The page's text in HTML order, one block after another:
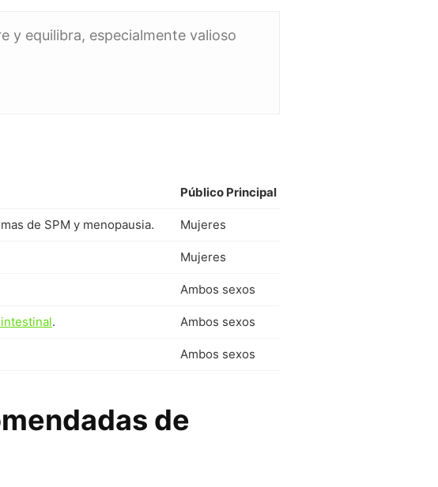
y equilibra, especialmente valioso
Público Principal
de SPM y menopausia. Mujeres
Mujeres
Ambos sexos
. Ambos sexos
Ambos sexos
de